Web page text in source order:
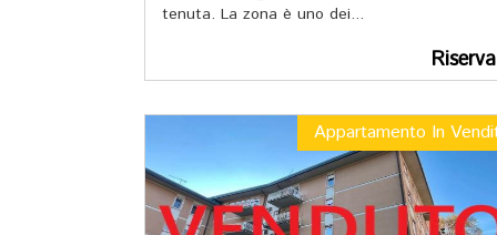
tenuta. La zona è uno dei...
Appartamento In